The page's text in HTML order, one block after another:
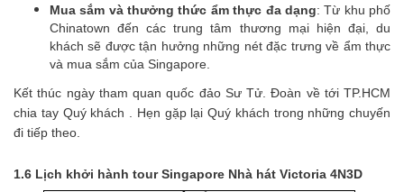
Mua sắm và thưởng thức ẩm thực đa dạng: Từ khu phố
Chinatown đến các trung tâm thương mại hiện đại, du
khách sẽ được tận hưởng những nét đặc trưng về ẩm thực
và mua sắm của Singapore.
Kết thúc ngày tham quan quốc đảo Sư Tử. Đoàn về tới TP.HCM
chia tay Quý khách . Hẹn gặp lại Quý khách trong những chuyến
đi tiếp theo.
1.6 Lịch khởi hành tour Singapore Nhà hát Victoria 4N3D